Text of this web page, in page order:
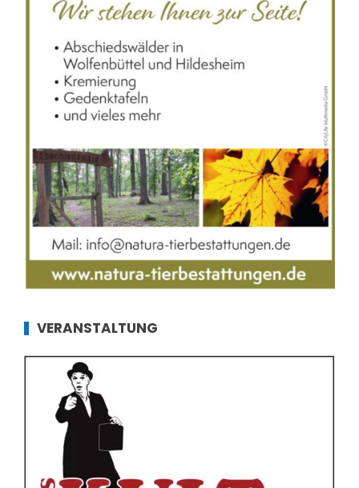
VERANSTALTUNG